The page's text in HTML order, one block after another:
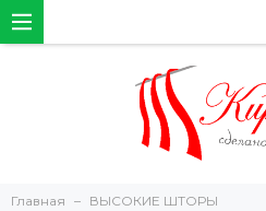
Главная ВЫСОКИЕ ШТОРЫ